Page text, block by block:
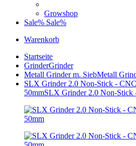
Growshop
Sale% Sale%
Warenkorb
Startseite
GrinderGrinder
Metall Grinder m. SiebMetall
SLX Grinder 2.0 Non-Stick -
50mmSLX Grinder 2.0 Non-